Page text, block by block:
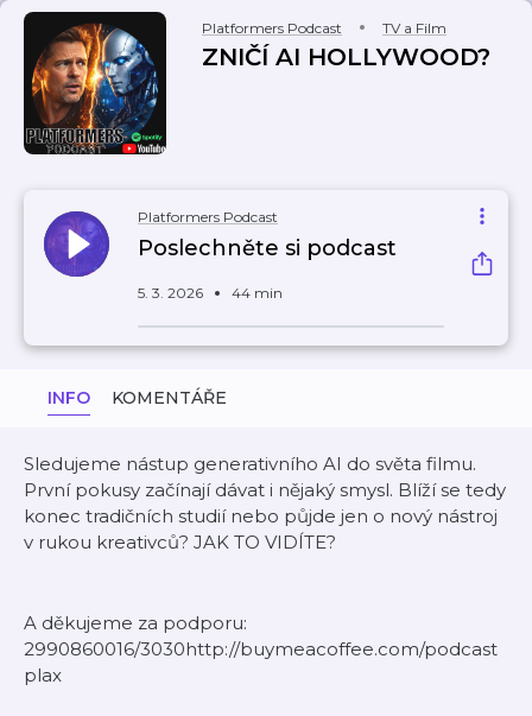
Platformers Podcast TV a Film
ZNIČÍ AI HOLLYWOOD?
Platformers Podcast
Poslechněte si podcast
5. 3. 2026 44 min
INFO KOMENTÁŘE
Sledujeme nástup generativního AI do světa filmu.
První pokusy začínají dávat i nějaký smysl. Blíží se tedy
konec tradičních studií nebo půjde jen o nový nástroj
v rukou kreativců? JAK TO VIDÍTE?
A děkujeme za podporu:
2990860016/3030http://buymeacoffee.com/podcast
plax